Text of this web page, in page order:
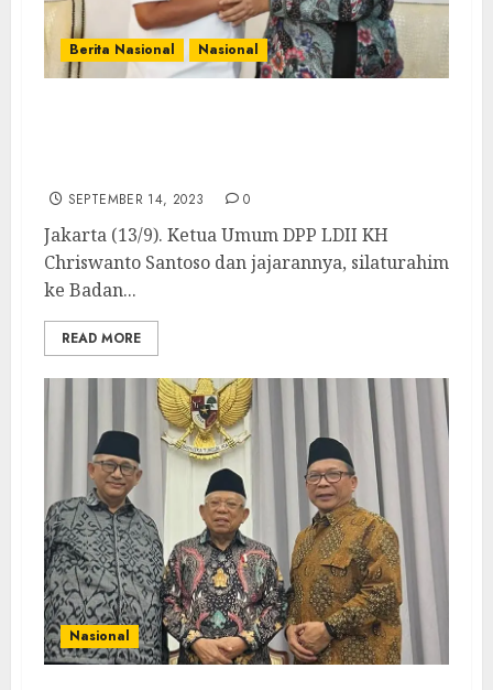
Berita Nasional Nasional
SEPTEMBER 14, 2023 0
Jakarta (13/9). Ketua Umum DPP LDII KH
Chriswanto Santoso dan jajarannya, silaturahim
ke Badan...
READ MORE
Nasional